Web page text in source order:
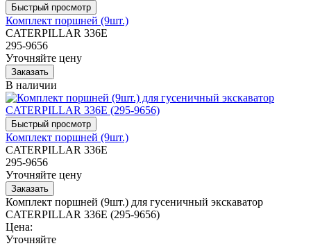
Комплект поршней (9шт.)
CATERPILLAR 336E
295-9656
Уточняйте цену
В наличии
Комплект поршней (9шт.)
CATERPILLAR 336E
295-9656
Уточняйте цену
Комплект поршней (9шт.) для гусеничный экскаватор
CATERPILLAR 336E (295-9656)
Цена:
Уточняйте